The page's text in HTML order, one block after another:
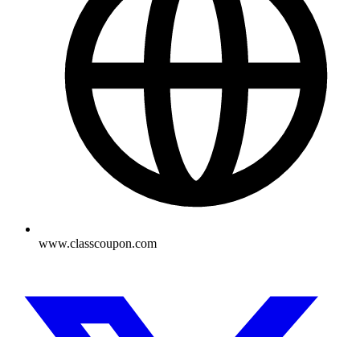
www.classcoupon.com